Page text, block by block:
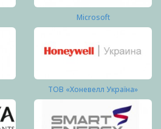
Microsoft
ТОВ «Хоневелл Україна»